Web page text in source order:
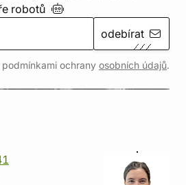
robotů
odebírat
podmínkami ochrany osobních údajů.